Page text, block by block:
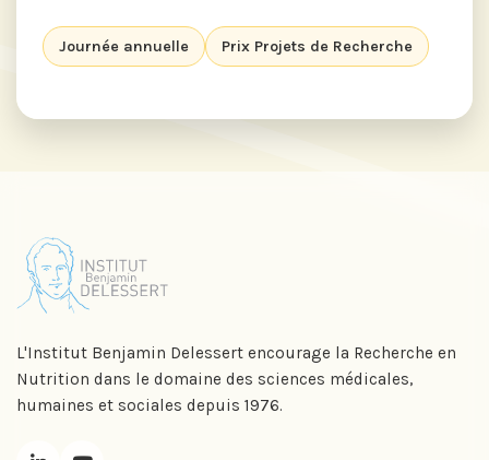
Journée annuelle Prix Projets de Recherche
L'Institut Benjamin Delessert encourage la Recherche en
Nutrition dans le domaine des sciences médicales,
humaines et sociales depuis 1976.